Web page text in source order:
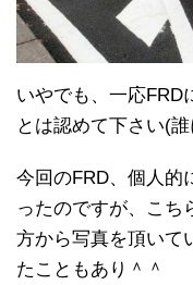
いやでも、一応FRD
とは認めて下さい(誰
今回のFRD、個人的
ったのですが、こち
方から写真を頂いて
たこともあり＾＾